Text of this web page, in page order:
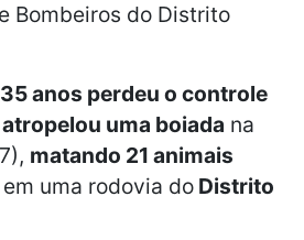
Bombeiros do Distrito
anos perdeu o controle
atropelou uma boiada na
matando 21 animais
em uma rodovia do Distrito